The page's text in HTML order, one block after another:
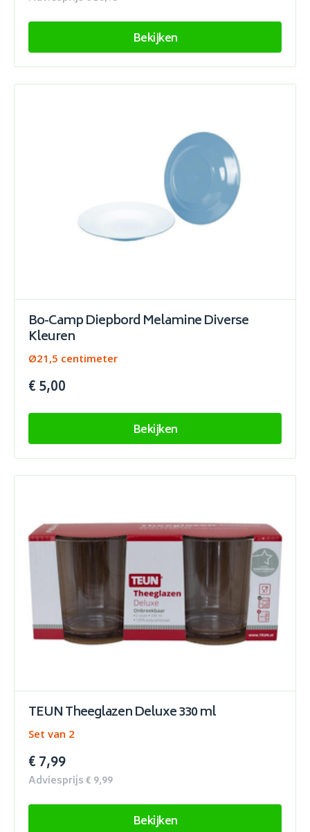
Bekijken
Bo-Camp Diepbord Melamine Diverse
Kleuren
Ø21,5 centimeter
€ 5,00
Bekijken
TEUN Theeglazen Deluxe 330 ml
Set van 2
€ 7,99
Adviesprijs € 9,99
Bekijken